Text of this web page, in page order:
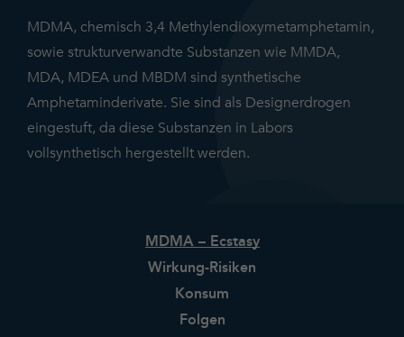
MDMA, chemisch 3,4 Methylendioxymetamphetamin,
sowie strukturverwandte Substanzen wie MMDA,
MDA, MDEA und MBDM sind synthetische
Amphetaminderivate. Sie sind als Designerdrogen
eingestuft, da diese Substanzen in Labors
vollsynthetisch hergestellt werden.
MDMA – Ecstasy
Wirkung-Risiken
Konsum
Folgen